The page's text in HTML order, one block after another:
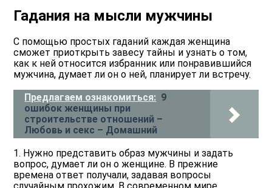
Гадания на мысли мужчины
С помощью простых гаданий каждая женщина
сможет приоткрыть завесу тайны и узнать о том,
как к ней относится избранник или понравившийся
мужчина, думает ли он о ней, планирует ли встречу.
Предлагаем ознакомиться: 9
ошибок женщины при
строительстве отношений –
Любовь и cекс – Домашний
1. Нужно представить образ мужчины и задать
вопрос, думает ли он о женщине. В прежние
времена ответ получали, задавая вопросы
случайным прохожим. В современном мире